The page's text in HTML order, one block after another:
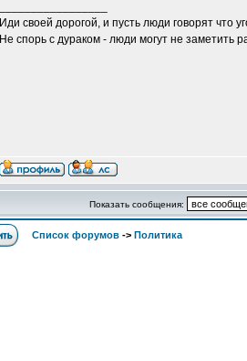
Иди своей дорогой, и пусть люди говорят что
Не спорь с дураком - люди могут не
Показать сообщения:
Список форумов -> Политика